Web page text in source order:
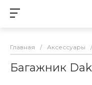
Главная / Аксессуары /
Багажник